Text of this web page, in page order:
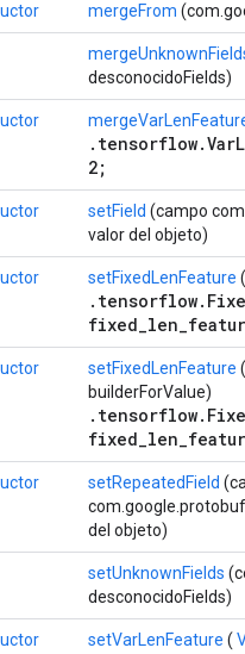
mergeFrom
desconocidoFields)
2;
setField (campo
valor del objeto)
setFixedLenFeature
setFixedLenFeature
builderForValue)
setRepeatedField
del objeto)
setUnknownFields
desconocidoFields)
setVarLenFeature (